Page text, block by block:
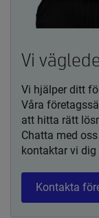
Vi
Vi hjälper ditt
Våra
att hitta rätt
Chatta med
kontaktar vi
Kontakta